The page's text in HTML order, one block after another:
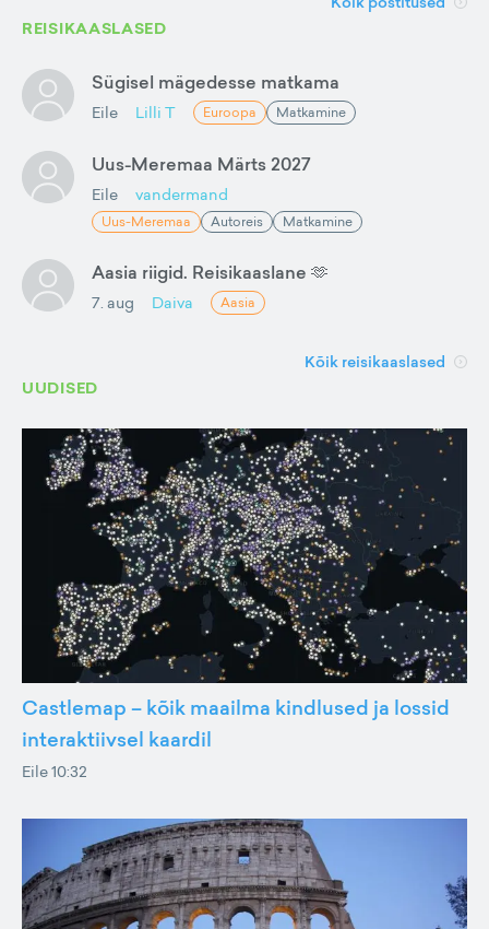
REISIKAASLASED
Sügisel mägedesse matkama
Eile Lilli T Euroopa Matkamine
Uus-Meremaa Märts 2027
Eile vandermand
Uus-Meremaa Autoreis Matkamine
Aasia riigid. Reisikaaslane 🫶
7. aug Daiva Aasia
Kõik reisikaaslased
UUDISED
Castlemap – kõik maailma kindlused ja lossid
interaktiivsel kaardil
Eile 10:32